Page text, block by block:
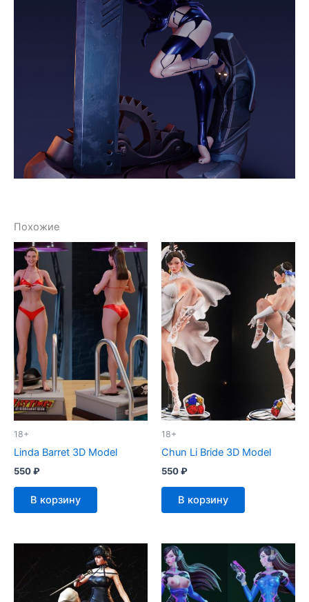
Похожие
18+
Linda Barret 3D Model
550₽
В корзину
18+
Chun Li Bride 3D Model
550₽
В корзину